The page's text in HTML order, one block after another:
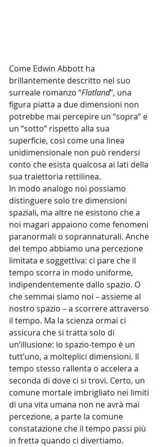
Come Edwin Abbott ha
brillantemente descritto nel suo
surreale romanzo “Flatland”, una
figura piatta a due dimensioni non
potrebbe mai percepire un “sopra” e
un “sotto” rispetto alla sua
superficie, così come una linea
unidimensionale non può rendersi
conto che esista qualcosa ai lati della
sua traiettoria rettilinea.
In modo analogo noi possiamo
distinguere solo tre dimensioni
spaziali, ma altre ne esistono che a
noi magari appaiono come fenomeni
paranormali o soprannaturali. Anche
del tempo abbiamo una percezione
limitata e soggettiva: ci pare che il
tempo scorra in modo uniforme,
indipendentemente dallo spazio. O
che semmai siamo noi – assieme al
nostro spazio – a scorrere attraverso
il tempo. Ma la scienza ormai ci
assicura che si tratta solo di
un’illusione: lo spazio-tempo è un
tutt’uno, a molteplici dimensioni. Il
tempo stesso rallenta o accelera a
seconda di dove ci si trovi. Certo, un
comune mortale imbrigliato nei limiti
di una vita umana non ne avrà mai
percezione, a parte la comune
constatazione che il tempo passi più
in fretta quando ci divertiamo.